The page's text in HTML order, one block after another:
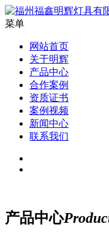
菜单
网站首页
关于明辉
产品中心
合作案例
资质证书
案例视频
新闻中心
联系我们
产品中心